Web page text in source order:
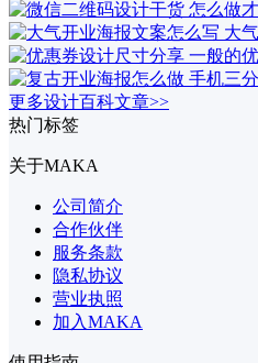
更多设计百科文章>>
热门标签
关于MAKA
公司简介
合作伙伴
服务条款
隐私协议
营业执照
加入MAKA